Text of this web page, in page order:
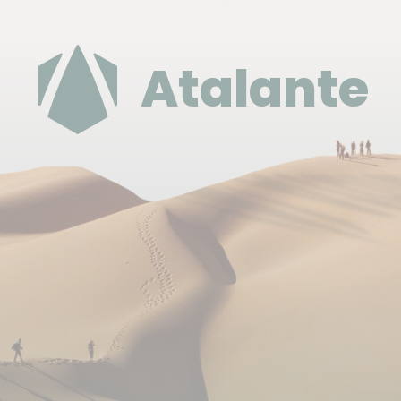
au long du parcours. Lors du trek dans les monts
Fanskye, il est secondé par un guide de montagne
tadjik et une équipe locale chargée de la logistique.
Alimentation
Les repas sont pris dans les hôtels et les restaurants
locaux lors des étapes en ville.
Au Tadjikistan, une équipe de cuisine nous
accompagne tout au long du voyage. Un repas
chaud est toujours prévu le soir, et pendant les
journées de randonnée, nous préparons des pique-
niques pour le déjeuner.
De l’eau bouillie et filtrée est mise à disposition
Atalante